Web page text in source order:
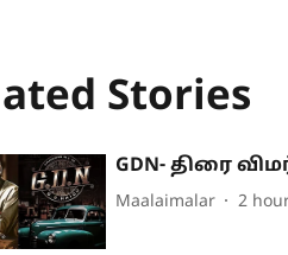
Stories
GDN- திரை
Maalaimalar 2